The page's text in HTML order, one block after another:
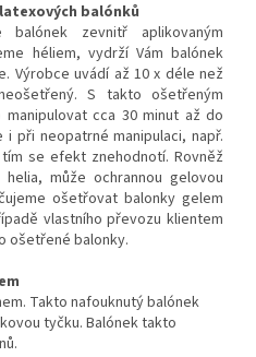
balónků
zevnitř aplikovaným
héliem, vydrží Vám balónek
Výrobce uvádí až 10 x déle než
S takto ošetřeným
cca 30 minut až do
při neopatrné manipulaci, např.
se efekt znehodnotí. Rovněž
může ochrannou gelovou
ošetřovat balonky gelem
vlastního převozu klientem
ošetřené balonky.
Takto nafouknutý balónek
tyčku. Balónek takto